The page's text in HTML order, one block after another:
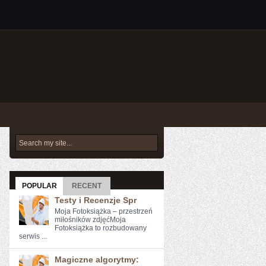
POPULAR RECENT
Testy i Recenzje Spr
Moja Fotoksiążka – przestrzeń
miłośników zdjęćMoja
Fotoksiążka to rozbudowany
serwis ...
Magiczne algorytmy: